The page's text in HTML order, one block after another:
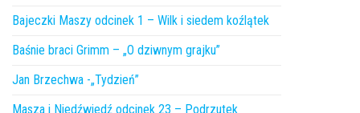
Bajeczki Maszy odcinek 1 – Wilk i siedem koźlątek
Baśnie braci Grimm – „O dziwnym grajku”
Jan Brzechwa -„Tydzień”
Masza i Niedźwiedź odcinek 23 – Podrzutek